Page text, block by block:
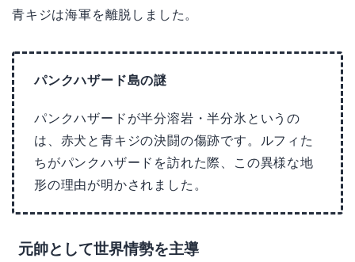
青キジは海軍を離脱しました。
パンクハザード島の謎
パンクハザードが半分溶岩・半分氷というの
は、赤犬と青キジの決闘の傷跡です。ルフィた
ちがパンクハザードを訪れた際、この異様な地
形の理由が明かされました。
元帥として世界情勢を主導